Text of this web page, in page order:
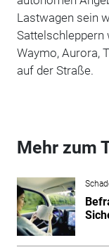
Lastwagen sein
Sattelschleppern
Waymo, Aurora,
auf der Straße.
Mehr zum